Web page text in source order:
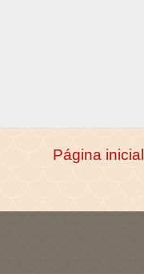
Página inicial